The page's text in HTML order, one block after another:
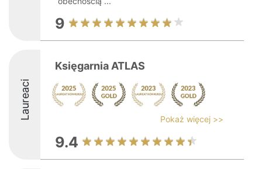
9
Laureaci
Księgarnia ATLAS
Pokaż więcej >>
9.4